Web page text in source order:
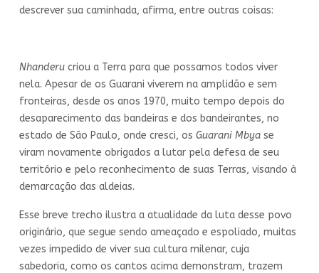
descrever sua caminhada, afirma, entre outras coisas:
Nhanderu criou a Terra para que possamos todos viver
nela. Apesar de os Guarani viverem na amplidão e sem
fronteiras, desde os anos 1970, muito tempo depois do
desaparecimento das bandeiras e dos bandeirantes, no
estado de São Paulo, onde cresci, os Guarani Mbya se
viram novamente obrigados a lutar pela defesa de seu
território e pelo reconhecimento de suas Terras, visando à
demarcação das aldeias.
Esse breve trecho ilustra a atualidade da luta desse povo
originário, que segue sendo ameaçado e espoliado, muitas
vezes impedido de viver sua cultura milenar, cuja
sabedoria, como os cantos acima demonstram, trazem